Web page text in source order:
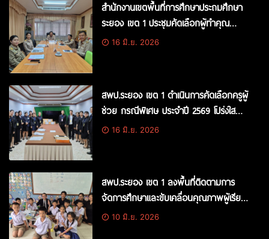
สำนักงานเขตพื้นที่การศึกษาประถมศึกษา
ระยอง เขต 1 ประชุมคัดเลือกผู้ทำคุณ
ประโยชน์ให้แก่สำนักงานคณะกรรมการการ
16 มิ.ย. 2026
สพป.ระยอง เขต 1 ดำเนินการคัดเลือกครูผู้
ช่วย กรณีพิเศษ ประจำปี 2569 โปร่งใส
ยุติธรรม ตรวจสอบได้
16 มิ.ย. 2026
สพป.ระยอง เขต 1 ลงพื้นที่ติดตามการ
จัดการศึกษาและขับเคลื่อนคุณภาพผู้เรียน
ในสถานศึกษา
10 มิ.ย. 2026